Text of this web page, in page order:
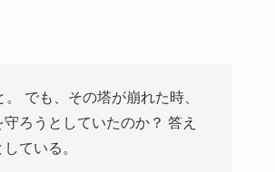
でも、その塔が崩れた時、
ろうとしていたのか？ 答え
ている。